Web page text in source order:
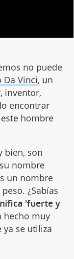
no puede
Da Vinci, un
inventor,
encontrar
hombre
bien, son
nombre
un nombre
¿Sabías
'fuerte y
hecho muy
se utiliza